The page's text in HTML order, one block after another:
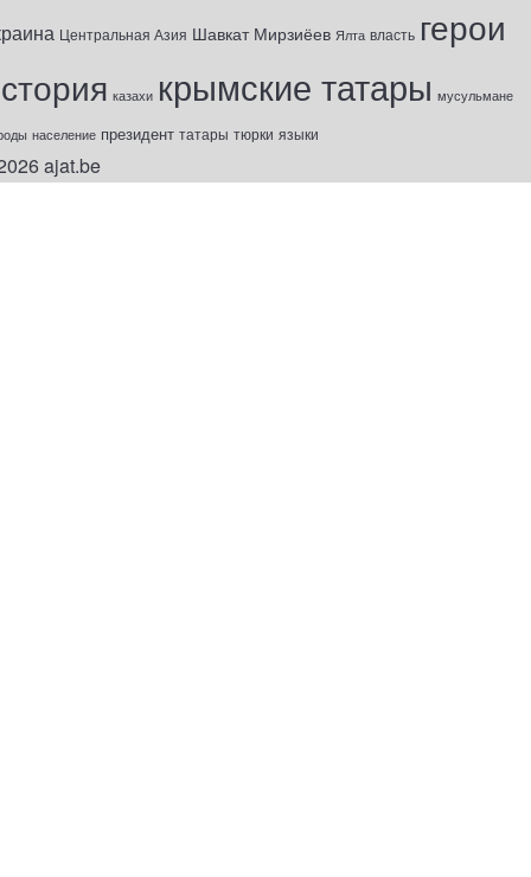
Центральная Азия Шавкат Мирзиёев Ялта власть герои
казахи крымские татары мусульмане
население президент татары тюрки языки
ajat.be